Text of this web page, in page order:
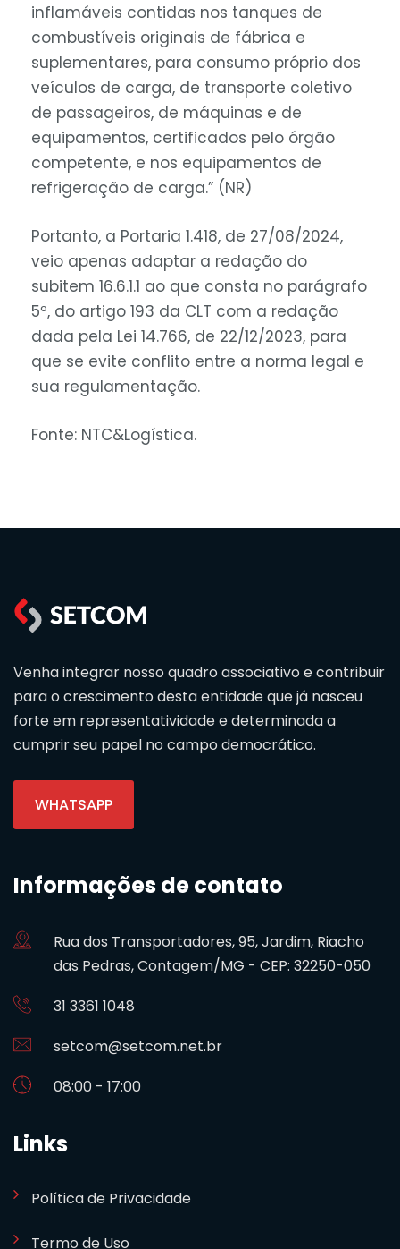
inflamáveis contidas nos tanques de
combustíveis originais de fábrica e
suplementares, para consumo próprio dos
veículos de carga, de transporte coletivo
de passageiros, de máquinas e de
equipamentos, certificados pelo órgão
competente, e nos equipamentos de
refrigeração de carga.” (NR)
Portanto, a Portaria 1.418, de 27/08/2024,
veio apenas adaptar a redação do
subitem 16.6.1.1 ao que consta no parágrafo
5º, do artigo 193 da CLT com a redação
dada pela Lei 14.766, de 22/12/2023, para
que se evite conflito entre a norma legal e
sua regulamentação.
Fonte: NTC&Logística.
Venha integrar nosso quadro associativo e contribuir
para o crescimento desta entidade que já nasceu
forte em representatividade e determinada a
cumprir seu papel no campo democrático.
WHATSAPP
Informações de contato
Rua dos Transportadores, 95, Jardim, Riacho
das Pedras, Contagem/MG - CEP: 32250-050
31 3361 1048
setcom@setcom.net.br
08:00 - 17:00
Links
Política de Privacidade
Termo de Uso